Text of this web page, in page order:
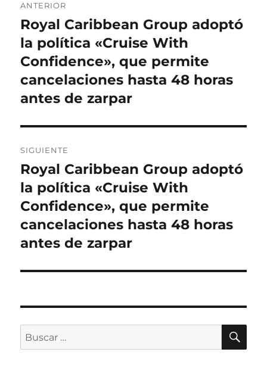
de
entradas
ANTERIOR
Entrada
anterior:
Royal Caribbean Group adoptó
la política «Cruise With
Confidence», que permite
cancelaciones hasta 48 horas
antes de zarpar
SIGUIENTE
Entrada
siguiente:
Royal Caribbean Group adoptó
la política «Cruise With
Confidence», que permite
cancelaciones hasta 48 horas
antes de zarpar
Buscar
por: